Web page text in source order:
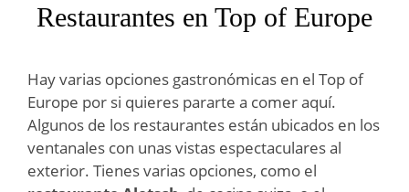
Restaurantes en Top of Europe
Hay varias opciones gastronómicas en el Top of
Europe por si quieres pararte a comer aquí.
Algunos de los restaurantes están ubicados en los
ventanales con unas vistas espectaculares al
exterior. Tienes varias opciones, como el